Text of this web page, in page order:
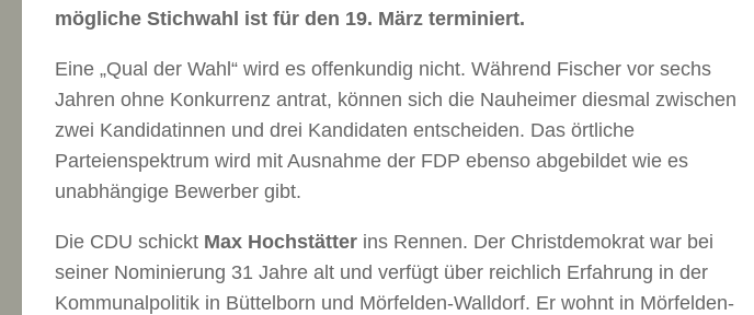
mögliche Stichwahl ist für den 19. März terminiert.
Eine „Qual der Wahl“ wird es offenkundig nicht. Während Fischer vor sechs
Jahren ohne Konkurrenz antrat, können sich die Nauheimer diesmal zwischen
zwei Kandidatinnen und drei Kandidaten entscheiden. Das örtliche
Parteienspektrum wird mit Ausnahme der FDP ebenso abgebildet wie es
unabhängige Bewerber gibt.
Die CDU schickt Max Hochstätter ins Rennen. Der Christdemokrat war bei
seiner Nominierung 31 Jahre alt und verfügt über reichlich Erfahrung in der
Kommunalpolitik in Büttelborn und Mörfelden-Walldorf. Er wohnt in Mörfelden-